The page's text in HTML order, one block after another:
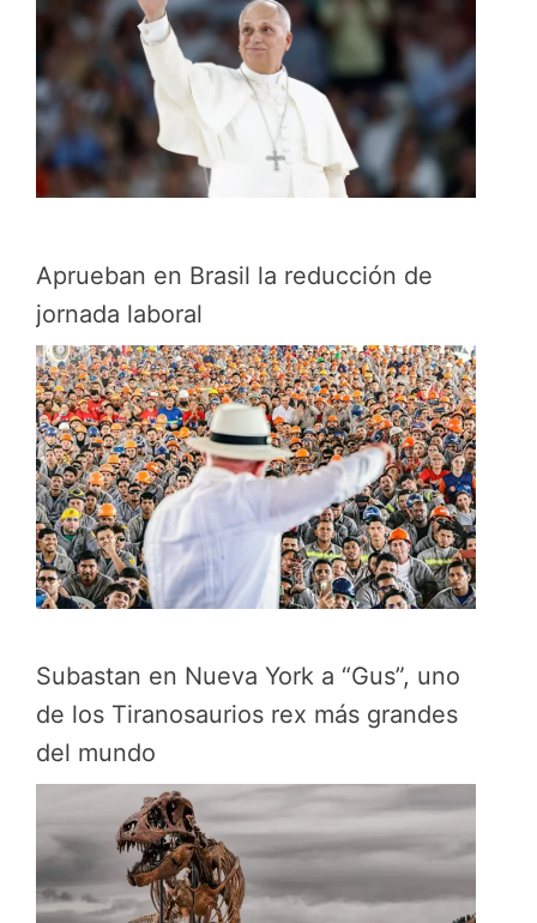
Aprueban en Brasil la reducción de
jornada laboral
Subastan en Nueva York a “Gus”, uno
de los Tiranosaurios rex más grandes
del mundo